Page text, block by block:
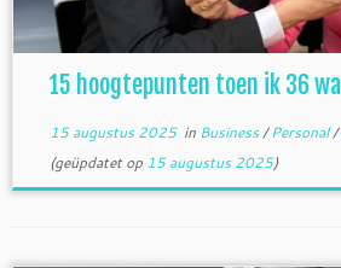
15 hoogtepunten toen ik 36
15 augustus 2025in Business/Personal/
(geüpdatet op 15 augustus 2025)